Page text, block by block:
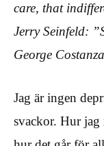
care, that
Jerry Seinfeld:
George
Jag är ingen
svackor. Hur